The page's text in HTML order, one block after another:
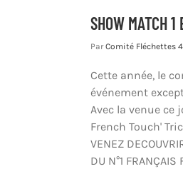
SHOW MATCH 1
ParComité Fléchettes
Cette année, le
événement
Avec la venue ce
French Touch'
VENEZ
DU N°1